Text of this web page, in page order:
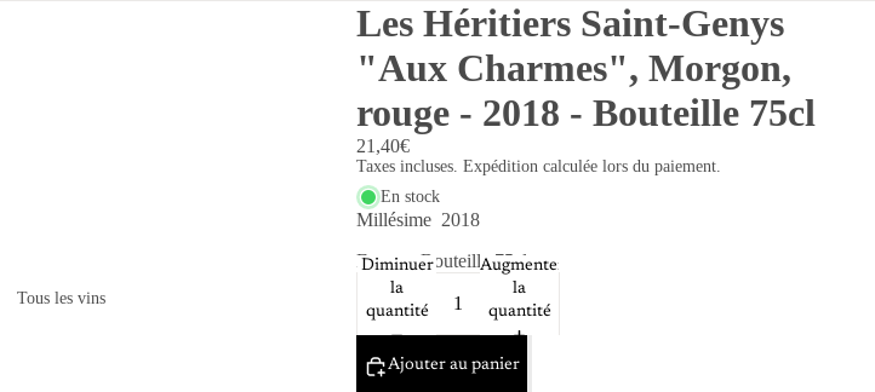
Tous les vins
Les Héritiers Saint-Genys
"Aux Charmes", Morgon,
rouge - 2018 - Bouteille 75cl
21,40€
Taxes incluses. Expédition calculée lors du paiement.
En stock
Millésime 2018
Format Bouteille 75cl
Diminuer
la
quantité
Augmenter
la
quantité
Ajouter au panier